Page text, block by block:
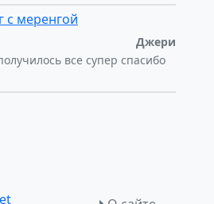
меренгой
Джери
все супер спасибо